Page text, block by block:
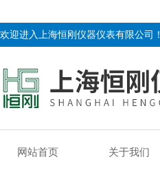
欢迎进入上海恒刚仪器仪表有限公司！
网站首页 关于我们